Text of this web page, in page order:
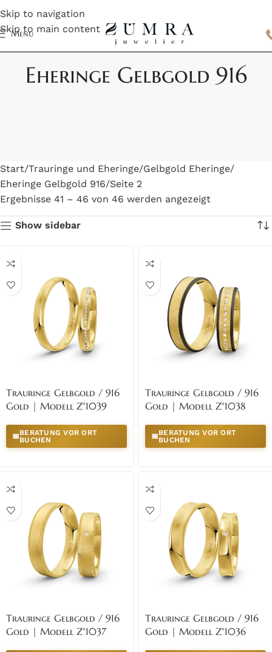
Skip to navigation
Skip to main content
Menu
Eheringe Gelbgold 916
Start Trauringe und Eheringe Gelbgold Eheringe
Eheringe Gelbgold 916 Seite 2
Ergebnisse 41 – 46 von 46 werden angezeigt
Show sidebar
Trauringe Gelbgold / 916
Gold | Modell Z°1039
📅BERATUNG VOR ORT
BUCHEN
Trauringe Gelbgold / 916
Gold | Modell Z°1038
📅BERATUNG VOR ORT
BUCHEN
Trauringe Gelbgold / 916
Gold | Modell Z°1037
Trauringe Gelbgold / 916
Gold | Modell Z°1036